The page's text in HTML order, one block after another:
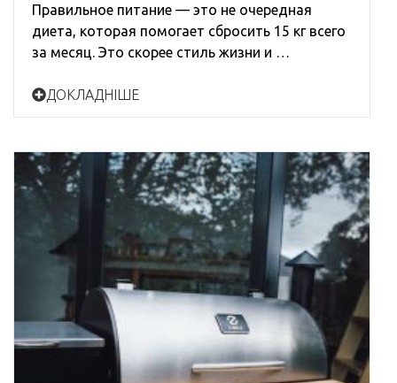
Правильное питание — это не очередная
диета, которая помогает сбросить 15 кг всего
за месяц. Это скорее стиль жизни и …
ДОКЛАДНІШЕ